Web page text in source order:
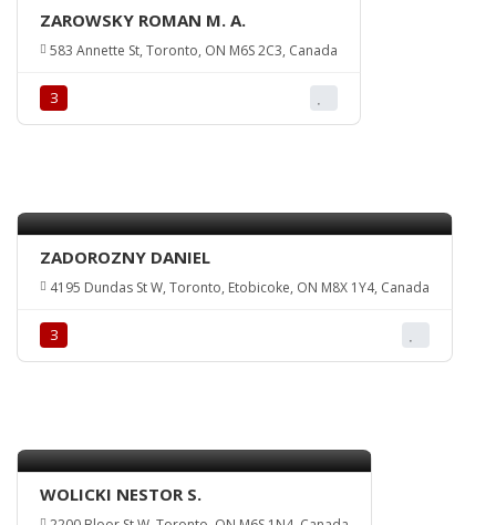
ZAROWSKY ROMAN M. A.
583 Annette St, Toronto, ON M6S 2C3, Canada
З
ZADOROZNY DANIEL
4195 Dundas St W, Toronto, Etobicoke, ON M8X 1Y4, Canada
З
WOLICKI NESTOR S.